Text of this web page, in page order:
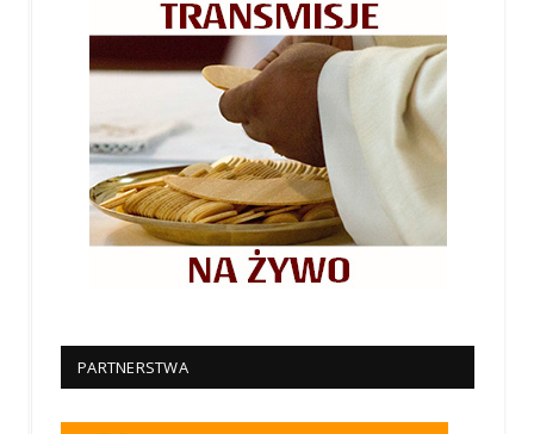
PARTNERSTWA